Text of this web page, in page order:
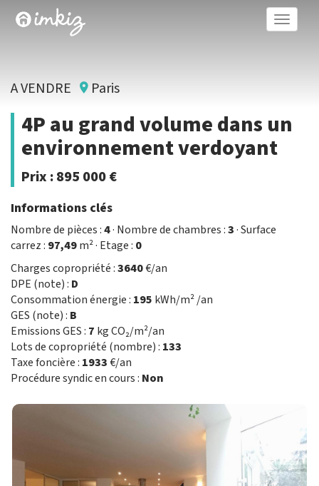
Toggle
A VENDRE Paris
4P au grand volume dans un
environnement verdoyant
Prix :895 000 €
Informations clés
Nombre de pièces :4· Nombre de chambres :3· Surface
carrez : 97,49m² · Etage : 0
Charges copropriété :3640€/an
DPE (note) : D
Consommation énergie : 195 kWh/m² /an
GES (note) : B
Emissions GES : 7 kg CO₂/m²/an
Lots de copropriété (nombre) : 133
Taxe foncière : 1933€/an
Procédure syndic en cours : Non